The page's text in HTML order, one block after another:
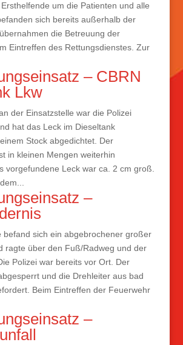
um die Patienten und alle
sich bereits außerhalb der
die Betreuung der
Eintreffen des Rettungsdienstes. Zur
– CBRN
Lkw
der Einsatzstelle war die Polizei
hat das Leck im Dieseltank
Stock abgedichtet. Der
in kleinen Mengen weiterhin
vorgefundene Leck war ca. 2 cm groß.
–
befand sich ein abgebrochener großer
ragte über den Fuß/Radweg und der
Polizei war bereits vor Ort. Der
und die Drehleiter aus bad
Beim Eintreffen der Feuerwehr
–